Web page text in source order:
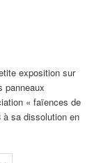
exposition sur
panneaux
« faïences de
à sa dissolution en